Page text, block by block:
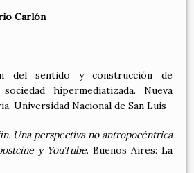
Carlón
del sentido y construcción de
hipermediatizada. Nueva
Universidad Nacional de San Luis
Una perspectiva no antropocéntrica
y YouTube. Buenos Aires: La